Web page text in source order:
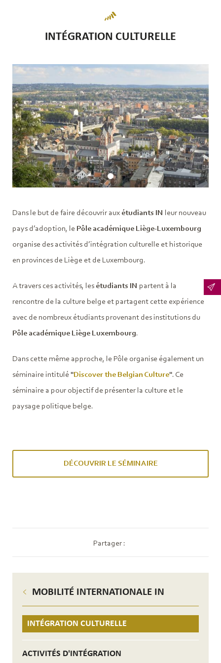
INTÉGRATION CULTURELLE
MOBILITÉ INTERNATIONALE IN
INTÉGRATION CULTURELLE
ACTIVITÉS D'INTÉGRATION
Dans le but de faire découvrir aux étudiants IN
leur nouveau
pays d’adoption, le Pôle académique Liège-Luxembourg
organise des activités d’intégration culturelle et historique
en provinces de Liège et de Luxembourg.
A travers ces activités, les étudiants IN partent à la
rencontre de la culture belge et partagent cette expérience
avec de nombreux étudiants provenant des institutions du
Pôle académique Liège Luxembourg.
Dans cette même approche, le Pôle organise également un
séminaire intitulé"Discover the Belgian Culture". Ce
séminaire a pour objectif de présenter la culture et le
paysage politique belge.
DÉCOUVRIR LE SÉMINAIRE
Partager :